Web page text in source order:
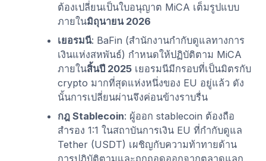
ต้องเปลี่ยนเป็นใบอนุญาต MiCA เต็มรูปแบบ
ภายในมิถุนายน 2026
เยอรมนี: BaFin (สำนักงานกำกับดูแลทางการ
เงินแห่งสหพันธ์) กำหนดให้ปฏิบัติตาม MiCA
ภายในสิ้นปี 2025เยอรมนีมีกรอบที่เป็นมิตรกับ
crypto มากที่สุดแห่งหนึ่งของ EU อยู่แล้ว ดัง
นั้นการเปลี่ยนผ่านจึงค่อนข้างราบรื่น
กฎ Stablecoin: ผู้ออก stablecoin ต้องถือ
สำรอง 1:1 ในสถาบันการเงิน EU ที่กำกับดูแล
Tether (USDT) เผชิญกับความท้าทายด้าน
การปฏิบัติตามและถูกถอดออกจากตลาดแลก